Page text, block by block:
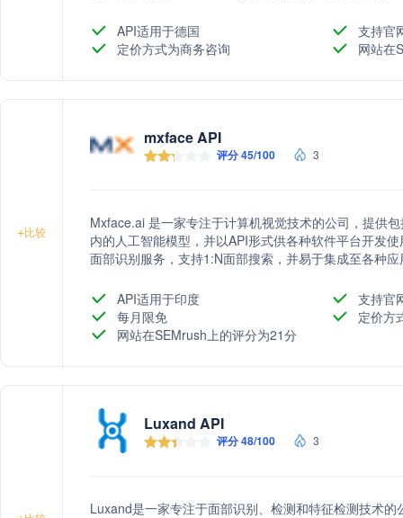
用。 API适用于德国
支持官
定价方式为商务咨询
网站在
+比较
mxface API
评分 45/100 3
Mxface.ai 是一家专注于计算机视觉技术的公司，提供
内的人工智能模型，并以API形式供各种软件平台开发
面部识别服务，支持1:N面部搜索，并易于集成至各种
API适用于印度
支持官
每月限免
定价方
网站在SEMrush上的评分为21分
Luxand API
评分 48/100 3
Luxand是一家专注于面部识别、检测和特征检测技术